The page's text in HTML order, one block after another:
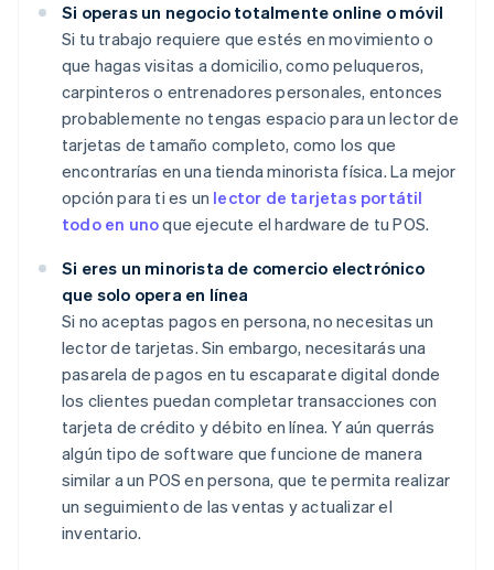
Si operas un negocio totalmente online o móvil
Si tu trabajo requiere que estés en movimiento o
que hagas visitas a domicilio, como peluqueros,
carpinteros o entrenadores personales, entonces
probablemente no tengas espacio para un lector de
tarjetas de tamaño completo, como los que
encontrarías en una tienda minorista física. La mejor
opción para ti es un lector de tarjetas portátil
todo en unoque ejecute el hardware de tu POS.
Si eres un minorista de comercio electrónico
que solo opera en línea
Si no aceptas pagos en persona, no necesitas un
lector de tarjetas. Sin embargo, necesitarás una
pasarela de pagos en tu escaparate digital donde
los clientes puedan completar transacciones con
tarjeta de crédito y débito en línea. Y aún querrás
algún tipo de software que funcione de manera
similar a un POS en persona, que te permita realizar
un seguimiento de las ventas y actualizar el
inventario.